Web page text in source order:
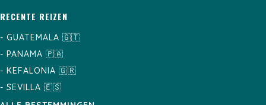
RECENTE REIZEN
- GUATEMALA 🇬🇹
- PANAMA 🇵🇦
- KEFALONIA 🇬🇷
- SEVILLA 🇪🇸